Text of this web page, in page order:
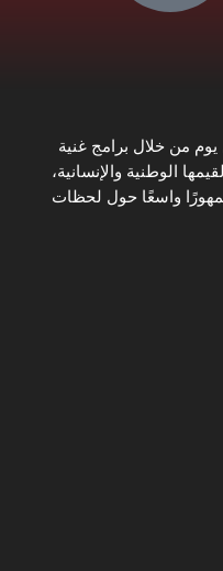
يوم من خلال برامج غنية
الوطنية والإنسانية،
واسعًا حول لحظات